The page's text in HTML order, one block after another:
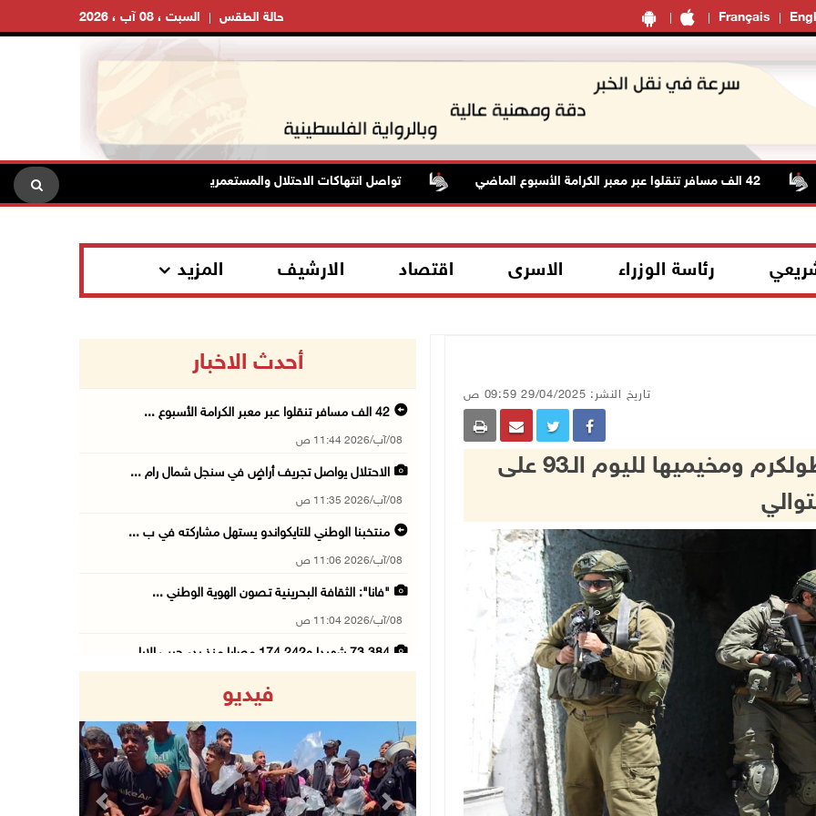
Français السبت ، 08 آب ، 2026 حالة الطقس
42 الف مسافر تنقلوا عبر معبر الكرامة الأسبوع الماضي تواصل انتهاكات الاحتلال والمستعمرين: إصابات واعتقالات واقتحامات
رئاسة الوزراء الاسرى اقتصاد الارشيف المزيد
تاريخ النشر: 29/04/2025 09:59 ص
الاحتلال يواصل عدوانه على طولكرم ومخيميها لليوم الـ93 على
أحدث الاخبار
42 الف مسافر تنقلوا عبر معبر الكرامة الأسبوع ...
08/آب/2026 11:44 ص
الاحتلال يواصل تجريف أراضٍ في سنجل شمال رام ...
08/آب/2026 11:35 ص
منتخبنا الوطني للتايكواندو يستهل مشاركته في ب ...
08/آب/2026 11:06 ص
"فانا": الثقافة البحرينية تـصون الهوية الوطني ...
08/آب/2026 11:04 ص
73,384 شهيدا و174,242 مصابا منذ بدء حرب الإبا ...
08/آب/2026 10:22 ص
قوات الاحتلال تجري تحقيقات ميدانية مع عشرات ا ...
08/آب/2026 10:18 ص
فيديو
Previous Next